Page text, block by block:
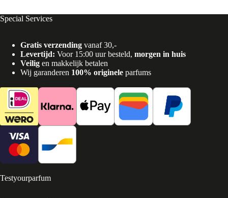
Special Services
Gratis verzending vanaf 30,-
Levertijd: Voor 15:00 uur besteld, morgen in huis
Veilig en makkelijk betalen
Wij garanderen 100% originele parfums
Testyourparfum